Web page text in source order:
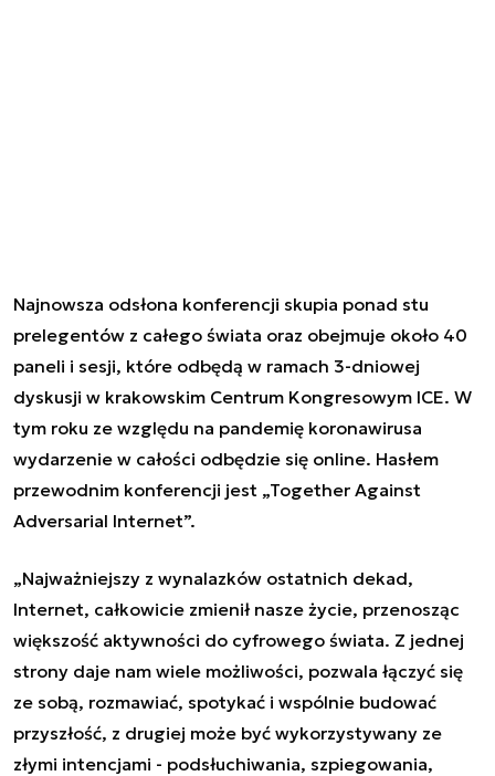
Najnowsza odsłona konferencji skupia ponad stu
prelegentów z całego świata oraz obejmuje około 40
paneli i sesji, które odbędą w ramach 3-dniowej
dyskusji w krakowskim Centrum Kongresowym ICE. W
tym roku ze względu na pandemię koronawirusa
wydarzenie w całości odbędzie się online. Hasłem
przewodnim konferencji jest „Together Against
Adversarial Internet”.
„Najważniejszy z wynalazków ostatnich dekad,
Internet, całkowicie zmienił nasze życie, przenosząc
większość aktywności do cyfrowego świata. Z jednej
strony daje nam wiele możliwości, pozwala łączyć się
ze sobą, rozmawiać, spotykać i wspólnie budować
przyszłość, z drugiej może być wykorzystywany ze
złymi intencjami - podsłuchiwania, szpiegowania,